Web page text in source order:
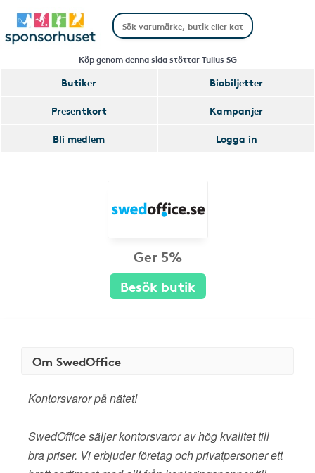
Köp genom denna sida stöttar Tullus SG
Butiker
Biobiljetter
Presentkort
Kampanjer
Bli medlem
Logga in
Ger 5%
Besök butik
Om SwedOffice
Kontorsvaror på nätet!
SwedOffice säljer kontorsvaror av hög kvalitet till
bra priser. Vi erbjuder företag och privatpersoner ett